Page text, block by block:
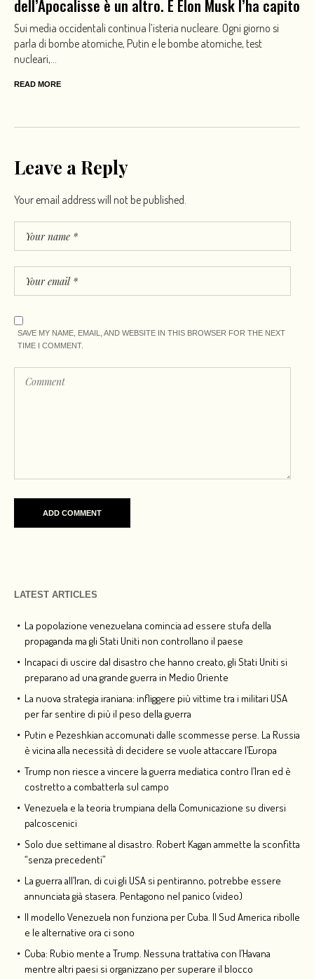
dell’Apocalisse è un altro. E Elon Musk l’ha capito
Sui media occidentali continua l’isteria nucleare. Ogni giorno si
parla di bombe atomiche, Putin e le bombe atomiche, test
nucleari,...
READ MORE
Leave a Reply
Your email address will not be published.
SAVE MY NAME, EMAIL, AND WEBSITE IN THIS BROWSER FOR THE NEXT
TIME I COMMENT.
LATEST ARTICLES
La popolazione venezuelana comincia ad essere stufa della
propaganda ma gli Stati Uniti non controllano il paese
Incapaci di uscire dal disastro che hanno creato, gli Stati Uniti si
preparano ad una grande guerra in Medio Oriente
La nuova strategia iraniana: infliggere più vittime tra i militari USA
per far sentire di più il peso della guerra
Putin e Pezeshkian accomunati dalle scommesse perse. La Russia
è vicina alla necessità di decidere se vuole attaccare l’Europa
Trump non riesce a vincere la guerra mediatica contro l’Iran ed è
costretto a combatterla sul campo
Venezuela e la teoria trumpiana della Comunicazione su diversi
palcoscenici
Solo due settimane al disastro. Robert Kagan ammette la sconfitta
“senza precedenti”
La guerra all’Iran, di cui gli USA si pentiranno, potrebbe essere
annunciata già stasera. Pentagono nel panico (video)
Il modello Venezuela non funziona per Cuba. Il Sud America ribolle
e le alternative ora ci sono
Cuba: Rubio mente a Trump. Nessuna trattativa con l’Havana
mentre altri paesi si organizzano per superare il blocco